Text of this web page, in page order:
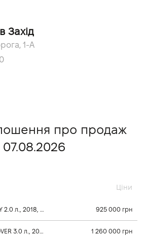
Захід
1-А
про продаж
07.08.2026
Ціни
LAND ROVER DISCOVERY 2.0 л., 2018, Автомат 925 000 грн
LAND ROVER RANGE ROVER 3.0 л., 2014, Автомат 1 260 000 грн